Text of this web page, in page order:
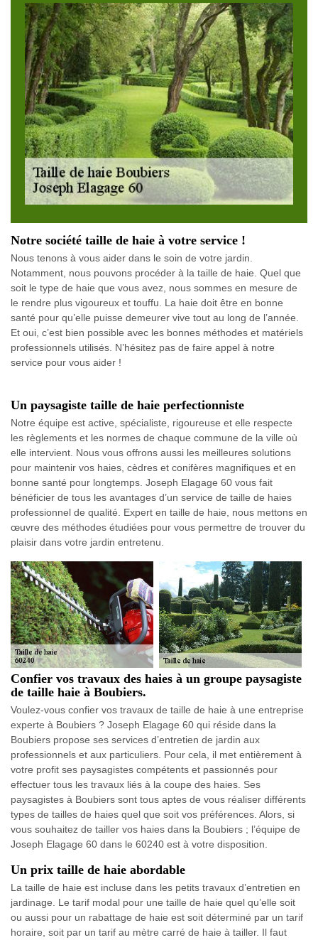
Notre société taille de haie à votre service !
Nous tenons à vous aider dans le soin de votre jardin.
Notamment, nous pouvons procéder à la taille de haie. Quel que
soit le type de haie que vous avez, nous sommes en mesure de
le rendre plus vigoureux et touffu. La haie doit être en bonne
santé pour qu’elle puisse demeurer vive tout au long de l’année.
Et oui, c’est bien possible avec les bonnes méthodes et matériels
professionnels utilisés. N’hésitez pas de faire appel à notre
service pour vous aider !
Un paysagiste taille de haie perfectionniste
Notre équipe est active, spécialiste, rigoureuse et elle respecte
les règlements et les normes de chaque commune de la ville où
elle intervient. Nous vous offrons aussi les meilleures solutions
pour maintenir vos haies, cèdres et conifères magnifiques et en
bonne santé pour longtemps. Joseph Elagage 60 vous fait
bénéficier de tous les avantages d’un service de taille de haies
professionnel de qualité. Expert en taille de haie, nous mettons en
œuvre des méthodes étudiées pour vous permettre de trouver du
plaisir dans votre jardin entretenu.
Confier vos travaux des haies à un groupe paysagiste
de taille haie à Boubiers.
Voulez-vous confier vos travaux de taille de haie à une entreprise
experte à Boubiers ? Joseph Elagage 60 qui réside dans la
Boubiers propose ses services d’entretien de jardin aux
professionnels et aux particuliers. Pour cela, il met entièrement à
votre profit ses paysagistes compétents et passionnés pour
effectuer tous les travaux liés à la coupe des haies. Ses
paysagistes à Boubiers sont tous aptes de vous réaliser différents
types de tailles de haies quel que soit vos préférences. Alors, si
vous souhaitez de tailler vos haies dans la Boubiers ; l’équipe de
Joseph Elagage 60 dans le 60240 est à votre disposition.
Un prix taille de haie abordable
La taille de haie est incluse dans les petits travaux d’entretien en
jardinage. Le tarif modal pour une taille de haie quel qu’elle soit
ou aussi pour un rabattage de haie est soit déterminé par un tarif
horaire, soit par un tarif au mètre carré de haie à tailler. Il faut